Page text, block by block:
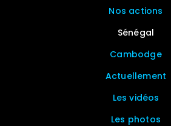
Nos actions
Sénégal
Cambodge
Actuellement
Les vidéos
Les photos